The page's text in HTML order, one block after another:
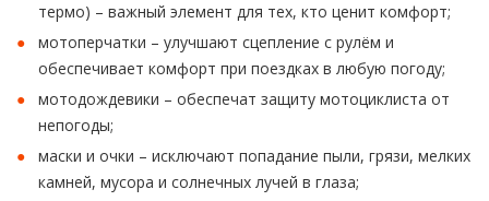
термо) – важный элемент для тех, кто ценит комфорт;
мотоперчатки – улучшают сцепление с рулём и
обеспечивает комфорт при поездках в любую погоду;
мотодождевики – обеспечат защиту мотоциклиста от
непогоды;
маски и очки – исключают попадание пыли, грязи, мелких
камней, мусора и солнечных лучей в глаза;